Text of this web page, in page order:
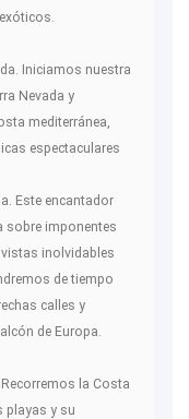
Iniciamos nuestra
Nevada y
mediterránea,
espectaculares
Este encantador
sobre imponentes
inolvidables
de tiempo
calles y
de Europa.
la Costa
playas y su